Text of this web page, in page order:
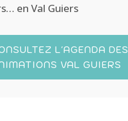
en Val Guiers
L'AGENDA DES
VAL GUIERS